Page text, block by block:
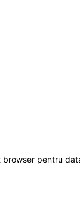
pentru